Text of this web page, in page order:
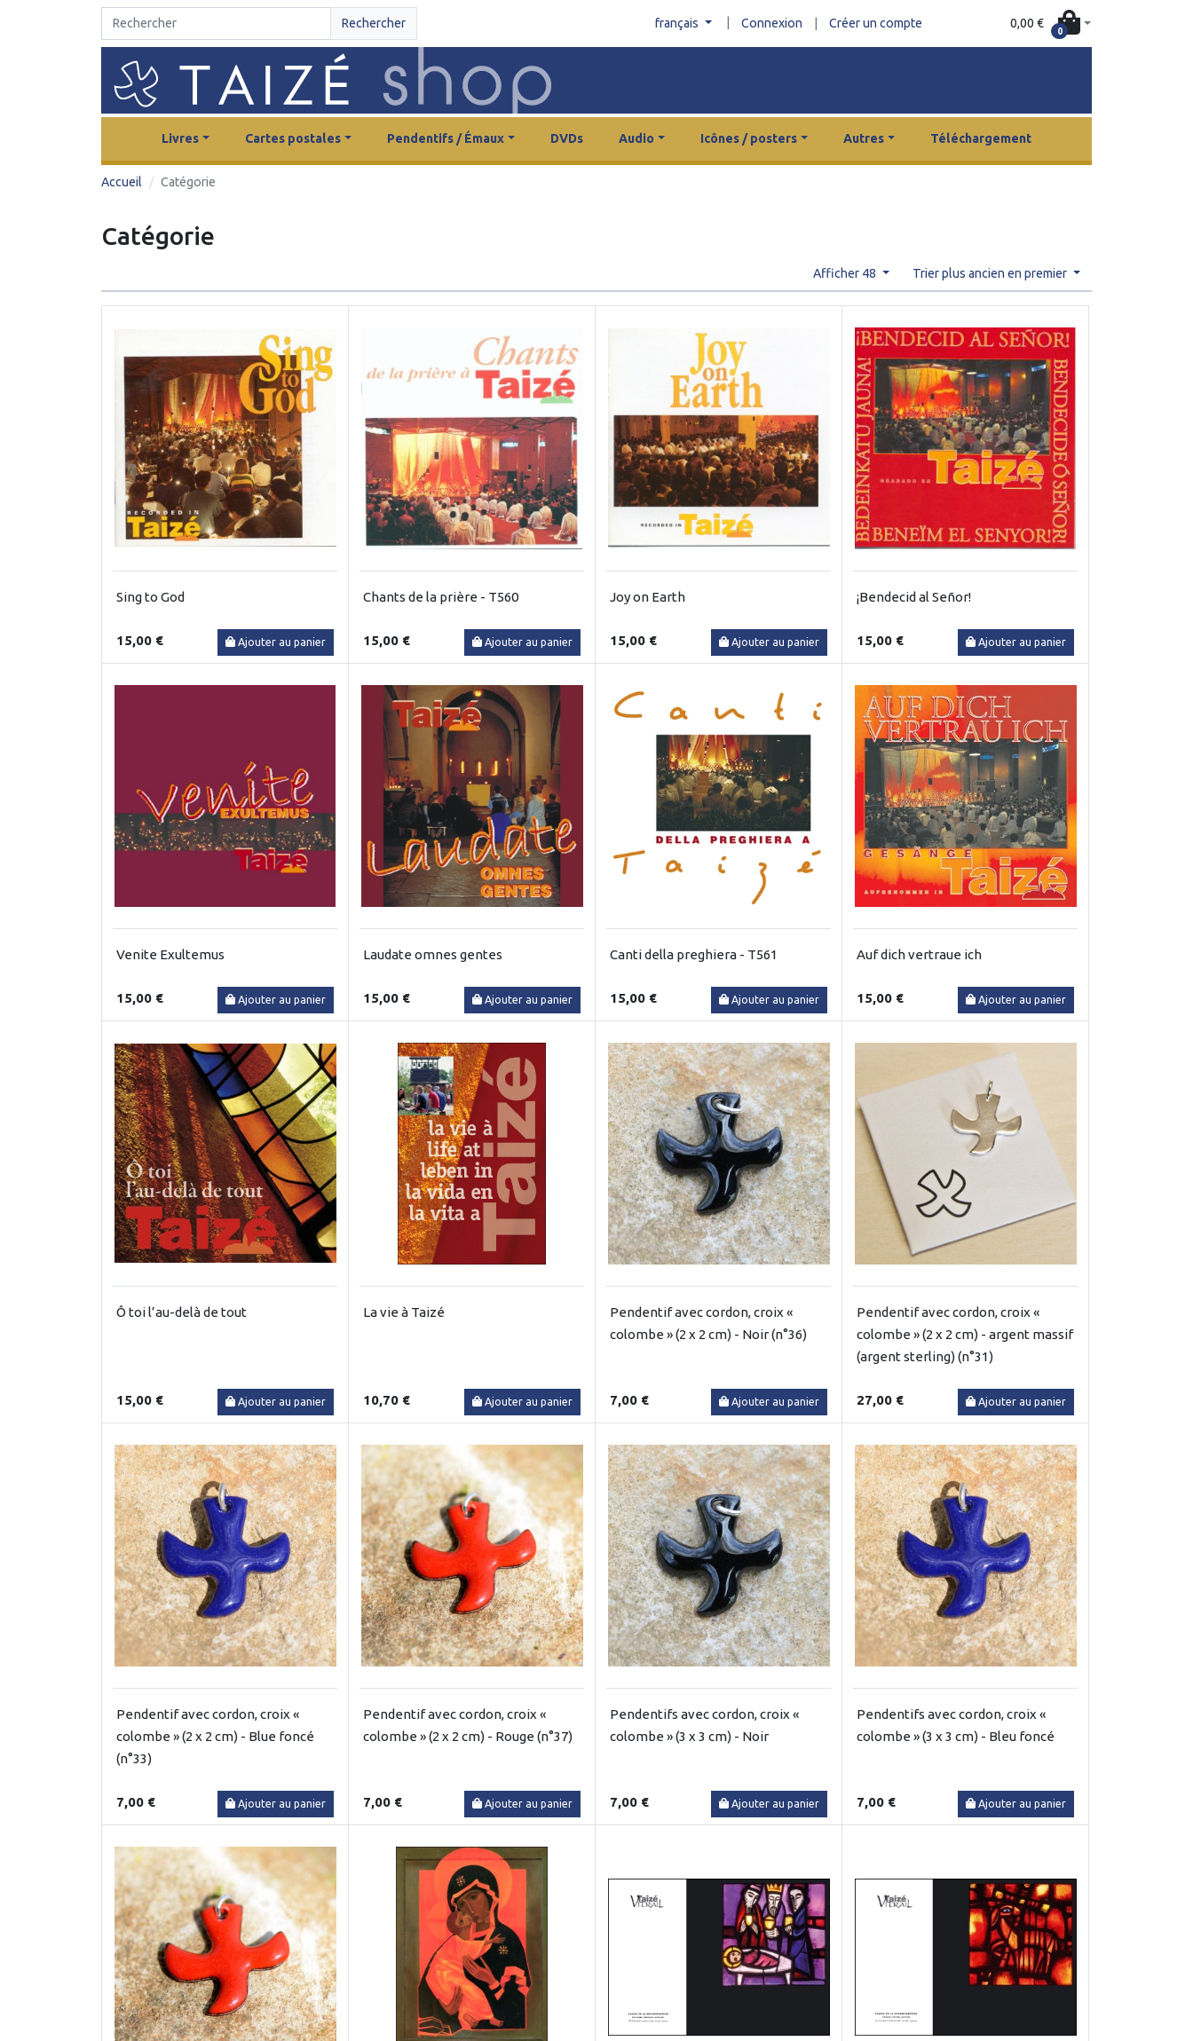
Rechercher français Connexion Créer un compte 0,00 €
0
Livres Cartes postales Pendentifs / Émaux DVDs Audio Icônes / posters Autres Téléchargement
Accueil Catégorie
Catégorie
Afficher 48 Trier plus ancien en premier
Sing to God
15,00 € Ajouter au panier
Chants de la prière - T560
15,00 € Ajouter au panier
Joy on Earth
15,00 € Ajouter au panier
¡Bendecid al Señor!
15,00 € Ajouter au panier
Venite Exultemus
15,00 € Ajouter au panier
Laudate omnes gentes
15,00 € Ajouter au panier
Canti della preghiera - T561
15,00 € Ajouter au panier
Auf dich vertraue ich
15,00 € Ajouter au panier
Ô toi l’au-delà de tout
15,00 € Ajouter au panier
La vie à Taizé
10,70 € Ajouter au panier
Pendentif avec cordon, croix «
colombe » (2 x 2 cm) - Noir (n°36)
7,00 € Ajouter au panier
Pendentif avec cordon, croix «
colombe » (2 x 2 cm) - argent massif
(argent sterling) (n°31)
27,00 € Ajouter au panier
Pendentif avec cordon, croix «
colombe » (2 x 2 cm) - Blue foncé
(n°33)
7,00 € Ajouter au panier
Pendentif avec cordon, croix «
colombe » (2 x 2 cm) - Rouge (n°37)
7,00 € Ajouter au panier
Pendentifs avec cordon, croix «
colombe » (3 x 3 cm) - Noir
7,00 € Ajouter au panier
Pendentifs avec cordon, croix «
colombe » (3 x 3 cm) - Bleu foncé
7,00 € Ajouter au panier